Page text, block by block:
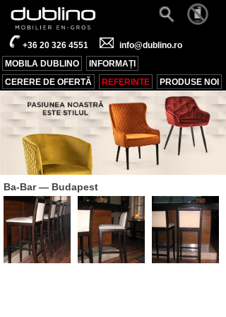
+36 20 326 4551
info@dublino.ro
MOBILA DUBLINO
INFORMAȚI
CERERE DE OFERTĂ
REFERINTE PRODUSE NOI
Ba-Bar— Budapest